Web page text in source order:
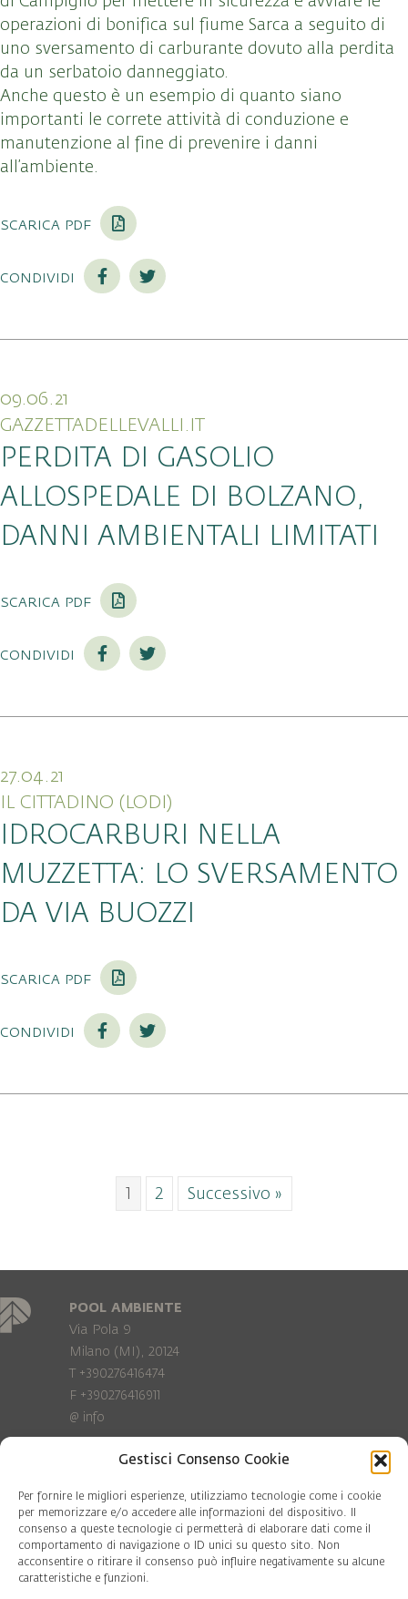
Gestisci Consenso Cookie
Per fornire le migliori esperienze, utilizziamo tecnologie come i cookie
per memorizzare e/o accedere alle informazioni del dispositivo. Il
consenso a queste tecnologie ci permetterà di elaborare dati come il
comportamento di navigazione o ID unici su questo sito. Non
acconsentire o ritirare il consenso può influire negativamente su alcune
caratteristiche e funzioni.
operazioni di bonifica sul fiume Sarca a seguito di
uno sversamento di carburante dovuto alla perdita
da un serbatoio danneggiato.
Anche questo è un esempio di quanto siano
importanti le correte attività di conduzione e
manutenzione al fine di prevenire i danni
all’ambiente.
scarica pdf
condividi
09.06.21
GAZZETTADELLEVALLI.IT
PERDITA DI GASOLIO
ALLOSPEDALE DI BOLZANO,
DANNI AMBIENTALI LIMITATI
scarica pdf
condividi
27.04.21
IL CITTADINO (LODI)
IDROCARBURI NELLA
MUZZETTA: LO SVERSAMENTO
DA VIA BUOZZI
scarica pdf
condividi
1 2 Successivo »
POOL AMBIENTE
Via Pola 9
Milano (MI), 20124
T +390276416474
F +390276416911
@ info
Privacy Policy
Cookie policy
COD. FISC. 97081560159
P.IVA 06375640965
© Pool Ambiente 2026